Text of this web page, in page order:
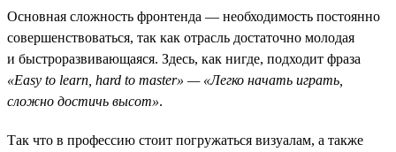
Основная сложность фронтенда — необходимость постоянно
совершенствоваться, так как отрасль достаточно молодая
и быстроразвивающаяся. Здесь, как нигде, подходит фраза
«Easy to learn, hard to master» — «Легко начать играть,
сложно достичь высот».
Так что в профессию стоит погружаться визуалам, а также